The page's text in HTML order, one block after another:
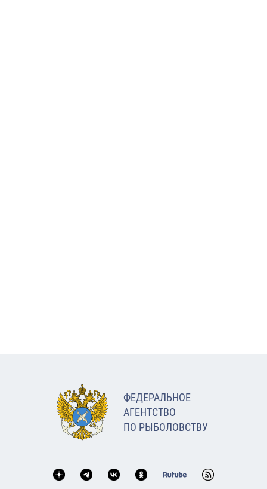
ФЕДЕРАЛЬНОЕ
АГЕНТСТВО
ПО РЫБОЛОВСТВУ